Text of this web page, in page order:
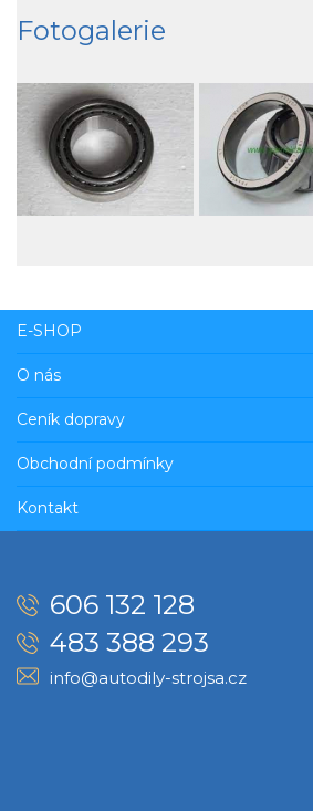
Fotogalerie
E-SHOP
O nás
Ceník dopravy
Obchodní podmínky
Kontakt
606 132 128
483 388 293
info@autodily-strojsa.cz